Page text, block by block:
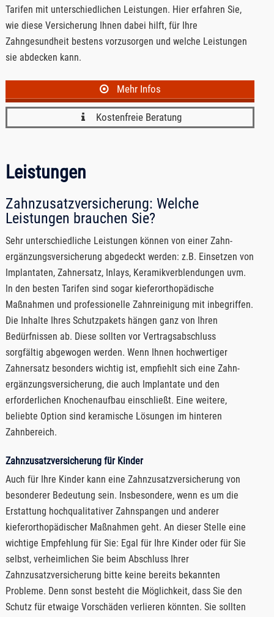
Tarifen mit unterschiedlichen Leistungen. Hier erfahren Sie,
wie diese Versicherung Ihnen dabei hilft, für Ihre
Zahngesundheit bestens vorzusorgen und welche Leistungen
sie abdecken kann.
Mehr Infos
Kostenfreie Beratung
Leistungen
Zahnzusatzversicherung: Welche
Leistungen brauchen Sie?
Sehr unterschiedliche Leistungen können von einer Zahn­
ergän­zungs­ver­si­che­rung abgedeckt werden: z.B. Einsetzen von
Implantaten, Zahner­satz, Inlays, Keramikverblendungen uvm.
In den besten Tarifen sind sogar kiefer­ortho­pädische
Maßnahmen und professionelle Zahnreinigung mit inbegriffen.
Die Inhalte Ihres Schutzpakets hängen ganz von Ihren
Bedürfnissen ab. Diese sollten vor Vertragsabschluss
sorgfältig abgewogen werden. Wenn Ihnen hochwertiger
Zahner­satz besonders wichtig ist, empfiehlt sich eine Zahn­
ergän­zungs­ver­si­che­rung, die auch Implantate und den
erforderlichen Knochenaufbau einschließt. Eine weitere,
beliebte Option sind keramische Lösungen im hinteren
Zahnbereich.
Zahnzusatzversicherung für Kinder
Auch für Ihre Kinder kann eine Zahnzusatzversicherung von
besonderer Bedeutung sein. Insbesondere, wenn es um die
Erstattung hochqualitativer Zahnspangen und anderer
kieferorthopädischer Maßnahmen geht. An dieser Stelle eine
wichtige Empfehlung für Sie: Egal für Ihre Kinder oder für Sie
selbst, verheimlichen Sie beim Abschluss Ihrer
Zahnzusatzversicherung bitte keine bereits bekannten
Probleme. Denn sonst besteht die Möglichkeit, dass Sie den
Schutz für etwaige Vorschäden verlieren könnten. Sie sollten